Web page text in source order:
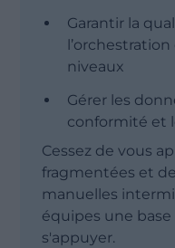
Garantir la
niveaux
Gérer les
conformité et
Cessez de vous
fragmentées et
manuelles
équipes une
s'appuyer.